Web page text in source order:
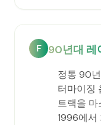
F 90년대 레
정통 90
터마이징
트랙을
1996에서